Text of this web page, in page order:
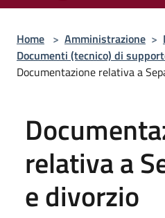
Home > Amministrazione >
Documenti (tecnico) di
Documentazione relativa a
relativa a
e divorzio